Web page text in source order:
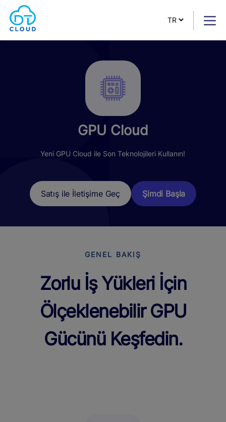
GPU Cloud
Yeni GPU Cloud ile Son Teknolojileri Kullanın!
Satış ile İletişime Geç Şimdi Başla
GENEL BAKIŞ
Zorlu İş Yükleri İçin
Ölçeklenebilir GPU
Gücünü Keşfedin.